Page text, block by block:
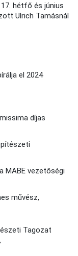
hétfő és június
Ulrich Tamásnál
el 2024
díjas
MABE vezetőségi
művész,
Tagozat